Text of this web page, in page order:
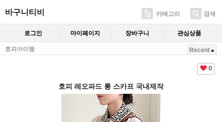
바구니티비 카테고리 검색
로그인 마이페이지 장바구니 관심상품
호피아이템 Recent
0
호피 레오파드 롱 스카프 국내제작